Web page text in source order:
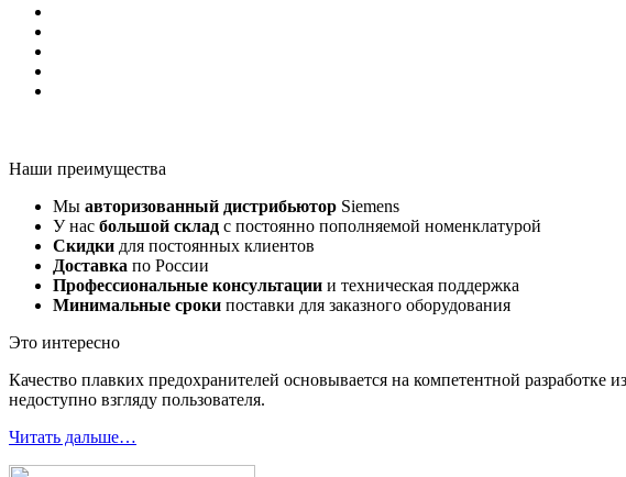
Наши преимущества
Мы авторизованный дистрибьютор Siemens
У нас большой склад с постоянно пополняемой номенклатурой
Скидки для постоянных клиентов
Доставка по России
Профессиональные консультации и техническая поддержка
Минимальные сроки поставки для заказного оборудования
Это интересно
Качество плавких предохранителей основывается на компетентной
недоступно взгляду пользователя.
Читать дальше…